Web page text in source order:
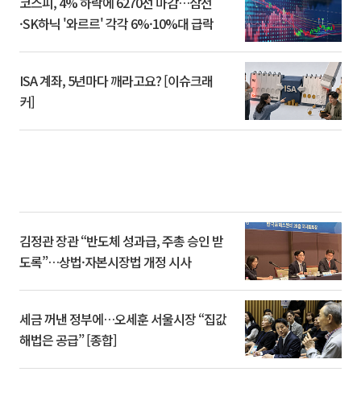
·SK하닉 '와르르' 각각 6%·10%대 급락
ISA 계좌, 5년마다 깨라고요? [이슈크래
커]
김정관 장관 “반도체 성과급, 주총 승인 받
도록”…상법·자본시장법 개정 시사
세금 꺼낸 정부에…오세훈 서울시장 “집값
해법은 공급” [종합]